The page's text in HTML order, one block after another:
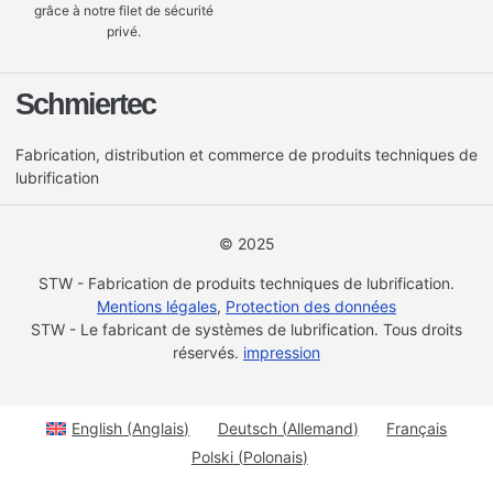
grâce à notre filet de sécurité
privé.
Schmiertec
Fabrication, distribution et commerce de produits techniques de
lubrification
© 2025
STW - Fabrication de produits techniques de lubrification.
Mentions légales, Protection des données
STW - Le fabricant de systèmes de lubrification. Tous droits
réservés. impression
English (Anglais) Deutsch(Allemand)
Français
Polski(Polonais)